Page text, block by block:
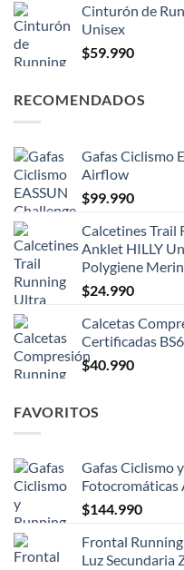
Cinturón de
Unisex
$59.990
RECOMENDADOS
Gafas Ciclismo
Airflow
$99.990
Calcetines Trail
Anklet HILLY
Polygiene
$24.990
Calcetas
Certificadas
$40.990
FAVORITOS
Gafas Ciclismo
$144.990
Frontal
Luz Secundaria